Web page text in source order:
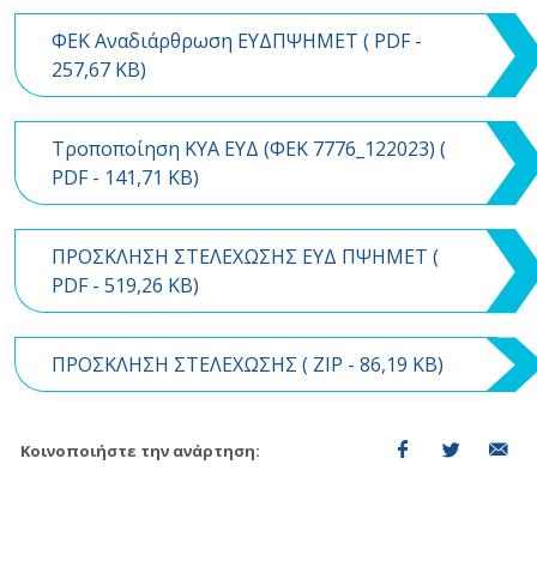
ΦΕΚ Αναδιάρθρωση ΕΥΔΠΨΗΜΕΤ ( PDF-
257,67 KB)
Τροποποίηση ΚΥΑ ΕΥΔ (ΦΕΚ 7776_122023) (
PDF- 141,71 KB)
ΠΡΟΣΚΛΗΣΗ ΣΤΕΛΕΧΩΣΗΣ ΕΥΔ ΠΨΗΜΕΤ (
PDF- 519,26 KB)
ΠΡΟΣΚΛΗΣΗ ΣΤΕΛΕΧΩΣΗΣ ( ZIP - 86,19 KB)
Κοινοποιήστε την ανάρτηση: